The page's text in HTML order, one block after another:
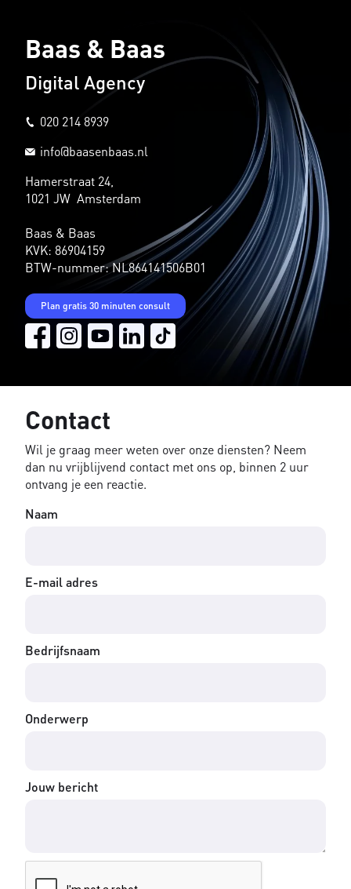
Baas & Baas
Digital Agency
020 214 8939
info@baasenbaas.nl
Hamerstraat 24,
1021 JW Amsterdam
Baas & Baas
KVK: 86904159
BTW-nummer: NL864141506B01
Plan gratis 30 minuten consult
Contact
Wil je graag meer weten over onze diensten? Neem
dan nu vrijblijvend contact met ons op, binnen 2 uur
ontvang je een reactie.
Naam
E-mail adres
Bedrijfsnaam
Onderwerp
Jouw bericht